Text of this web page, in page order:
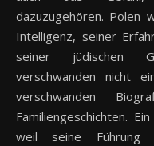
dazuzugehören. Polen
Intelligenz, seiner
seiner jüdischen
verschwanden nicht
verschwanden
Familiengeschichten.
weil seine Führung